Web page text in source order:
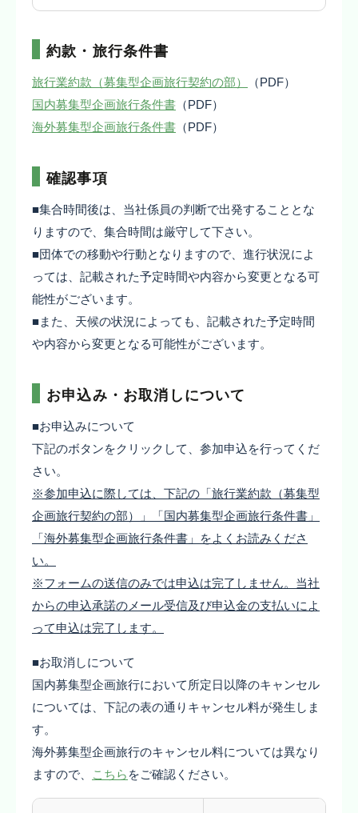
約款・旅行条件書
旅行業約款（募集型企画旅行契約の部）
（PDF）
国内募集型企画旅行条件書 （PDF）
海外募集型企画旅行条件書 （PDF）
確認事項
■集合時間後は、当社係員の判断で出発することとな
りますので、集合時間は厳守して下さい。
■団体での移動や行動となりますので、進行状況によ
っては、記載された予定時間や内容から変更となる可
能性がございます。
■また、天候の状況によっても、記載された予定時間
や内容から変更となる可能性がございます。
お申込み・お取消しについて
■お申込みについて
下記のボタンをクリックして、参加申込を行ってくだ
さい。
※参加申込に際しては、下記の「旅行業約款（募集型
企画旅行契約の部）」「国内募集型企画旅行条件書」
「海外募集型企画旅行条件書」をよくお読みくださ
い。
※フォームの送信のみでは申込は完了しません。当社
からの申込承諾のメール受信及び申込金の支払いによ
って申込は完了します。
■お取消しについて
国内募集型企画旅行において所定日以降のキャンセル
については、下記の表の通りキャンセル料が発生しま
す。
海外募集型企画旅行のキャンセル料については異なり
ますので、
こちら をご確認ください。